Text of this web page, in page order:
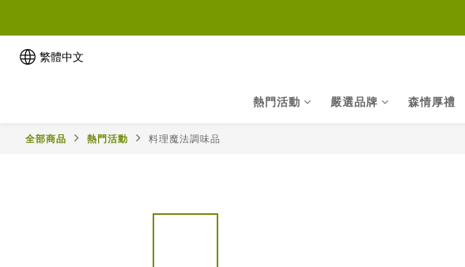
繁體中文
熱門活動 嚴選品牌 森情厚禮
全部商品 熱門活動 料理魔法調味品